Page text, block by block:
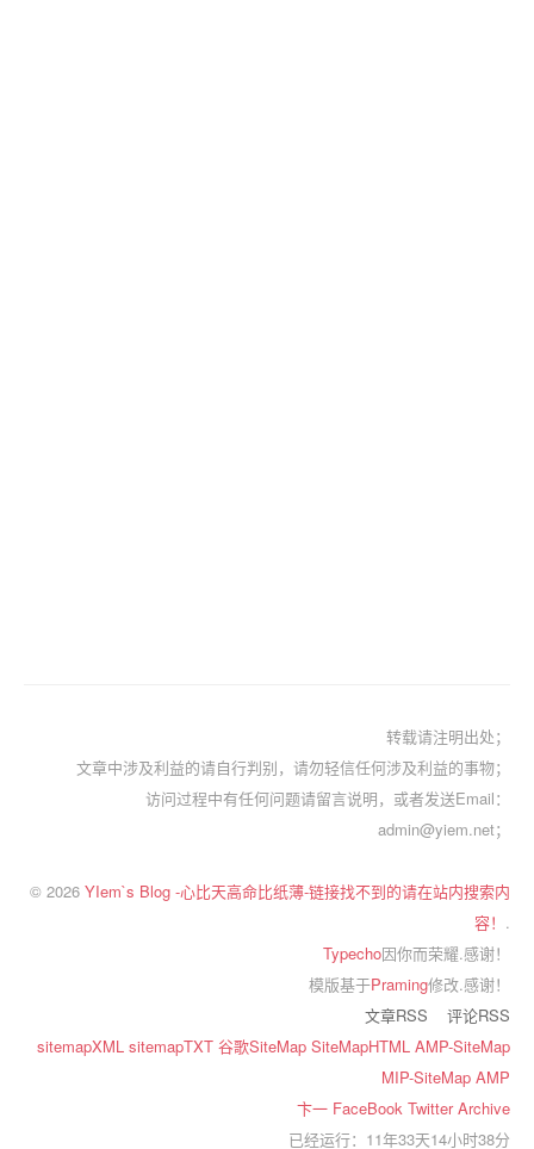
转载请注明出处；
文章中涉及利益的请自行判别，请勿轻信任何涉及利益的事物；
访问过程中有任何问题请留言说明，或者发送Email：
admin@yiem.net；
© 2026 YIem`s Blog -心比天高命比纸薄-链接找不到的请在站内搜索内
容！ .
Typecho因你而荣耀.感谢！
模版基于Praming修改.感谢！
文章RSS
评论RSS
sitemapXML sitemapTXT 谷歌SiteMap SiteMapHTML AMP-SiteMap
MIP-SiteMap AMP
卞一 FaceBook TwitterArchive
已经运行：11年33天14小时38分